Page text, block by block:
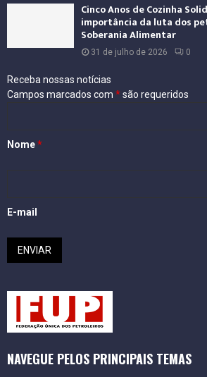
Cinco Anos de Cozinha
importância da luta dos
Soberania Alimentar
31 de julho de 2026 0
Receba nossas notícias
Campos marcados com *são requeridos
Nome*
E-mail
NAVEGUE PELOS PRINCIPAIS TEMAS